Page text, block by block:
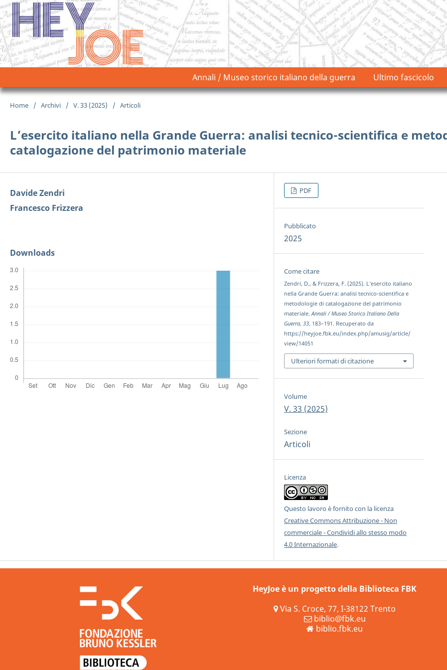
Annali / Museo storico italiano della guerra Ultimo fascicolo
Home / Archivi / V. 33 (2025) / Articoli
L’esercito italiano nella Grande Guerra: analisi tecnico-scientifica e
catalogazione del patrimonio materiale
Davide Zendri
Francesco Frizzera
Downloads
PDF
Pubblicato
2025
Come citare
Zendri, D., & Frizzera, F. (2025). L’esercito italiano
nella Grande Guerra: analisi tecnico-scientifica e
metodologie di catalogazione del patrimonio
materiale.Annali / Museo Storico Italiano Della
Guerra,33, 183–191. Recuperato da
https://heyjoe.fbk.eu/index.php/amusig/article/
view/14051
Ulteriori formati di citazione
Volume
V. 33 (2025)
Sezione
Articoli
Licenza
Questo lavoro è fornito con la licenza
Creative Commons Attribuzione - Non
commerciale - Condividi allo stesso modo
4.0 Internazionale.
HeyJoe è un progetto della Biblioteca FBK
Via S. Croce, 77, I-38122 Trento
biblio@fbk.eu
biblio.fbk.eu